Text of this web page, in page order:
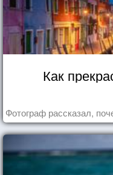
Как
Фотограф рассказал,